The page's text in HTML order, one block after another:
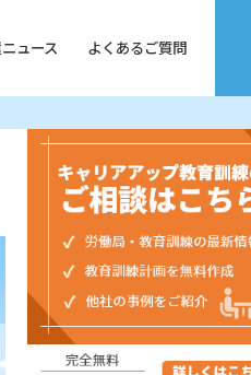
ュース よくあるご質問